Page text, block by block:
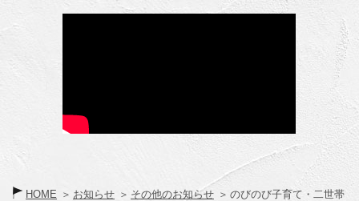
HOME お知らせ その他のお知らせ
のびのび子育て・二世帯